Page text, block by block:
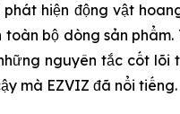
hiện động vật
bộ dòng sản phẩm.
nguyên tắc cốt lõi
mà EZVIZ đã nổi tiếng.